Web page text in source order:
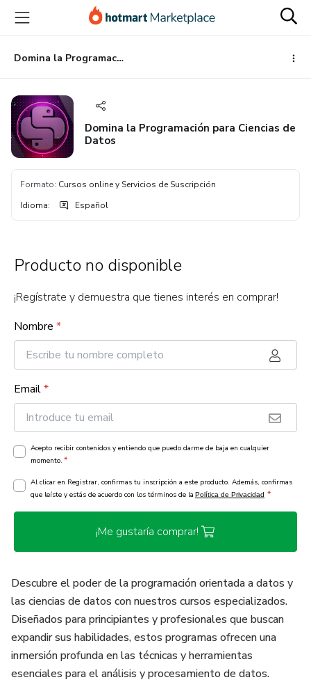
principal
página
de
página
Domina la Programación para Ciencias de Datos
Domina la Programación para Ciencias de
Datos
Formato: Cursos online y Servicios de Suscripción
Idioma: Español
Producto no disponible
¡Regístrate y demuestra que tienes interés en comprar!
Nombre *
Email*
Acepto recibir contenidos y entiendo que puedo darme de baja en cualquier
momento. *
Al clicar en Registrar, confirmas tu inscripción a este producto. Además, confirmas
que leíste y estás de acuerdo con los términos de la Política de Privacidad *
¡Me gustaría comprar!
Descubre el poder de la programación orientada a datos y
las ciencias de datos con nuestros cursos especializados.
Diseñados para principiantes y profesionales que buscan
expandir sus habilidades, estos programas ofrecen una
inmersión profunda en las técnicas y herramientas
esenciales para el análisis y procesamiento de datos.